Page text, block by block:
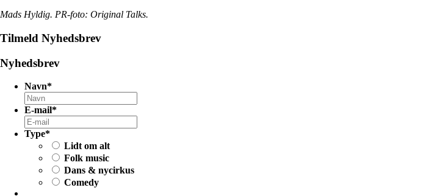
Mads Hyldig. PR-foto: Original Talks.
Tilmeld Nyhedsbrev
Nyhedsbrev
Navn*
E-mail*
Type*
Lidt om alt
Folk music
Dans & nycirkus
Comedy